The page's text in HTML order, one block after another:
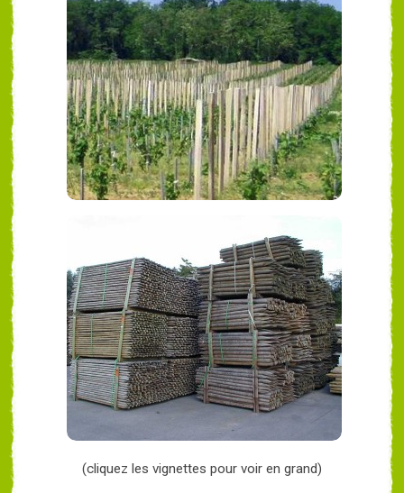
(cliquez les vignettes pour voir en grand)